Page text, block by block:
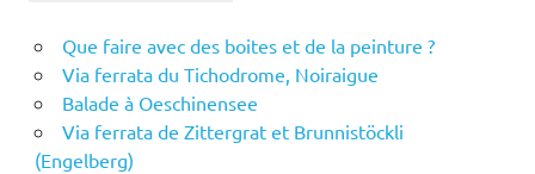
Que faire avec des boites et de la peinture ?
Via ferrata du Tichodrome, Noiraigue
Balade à Oeschinensee
Via ferrata de Zittergrat et Brunnistöckli
(Engelberg)